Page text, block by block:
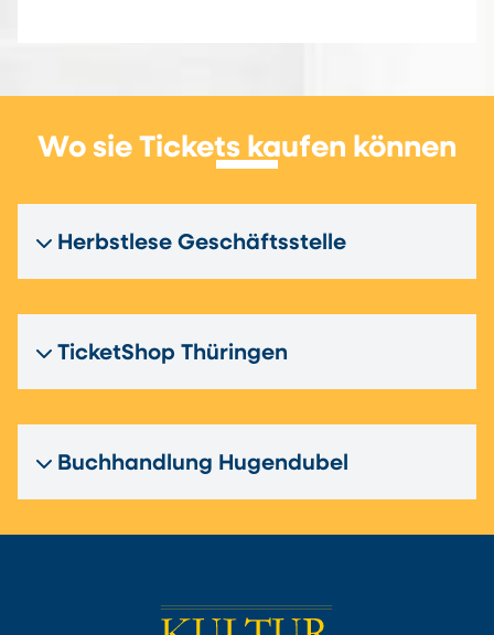
Wo sie Tickets kaufen können
Herbstlese Geschäftsstelle
TicketShop Thüringen
Buchhandlung Hugendubel